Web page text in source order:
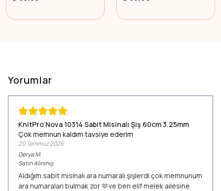
Yorumlar
KnitPro Nova 10314 Sabit Misinalı Şiş 60cm 3.25mm
Çok memnun kaldım tavsiye ederim
20 Temmuz 2026
DeryaM.
Satın Alınmış
Aldığım sabit misinalı ara numaralı şişlerdi çok memnunum
ara numaraları bulmak zor 🫶ve ben elif melek ailesine